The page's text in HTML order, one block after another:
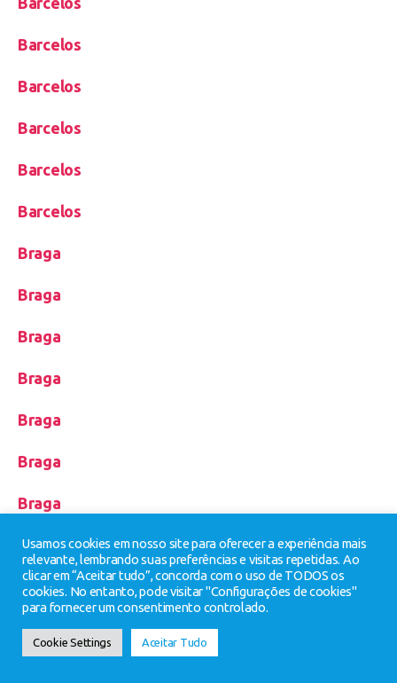
Barcelos
Barcelos
Barcelos
Barcelos
Barcelos
Braga
Braga
Braga
Braga
Braga
Braga
Braga
Braga
Campanhas
CEF – Empregado de Mesa
Usamos cookies em nosso site para oferecer a experiência mais
relevante, lembrando suas preferências e visitas repetidas. Ao
clicar em “Aceitar tudo”, concorda com o uso de TODOS os
cookies. No entanto, pode visitar "Configurações de cookies"
para fornecer um consentimento controlado.
Cookie Settings Aceitar Tudo